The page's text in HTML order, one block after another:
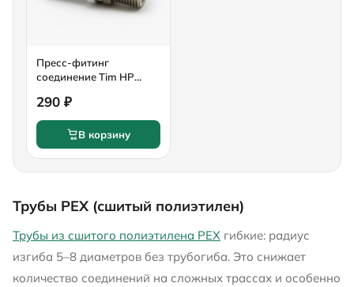
Пресс-фитинг
соединение Tim НР
S2003MN
290 ₽
В корзину
Трубы PEX (сшитый полиэтилен)
Трубы из сшитого полиэтилена PEX гибкие: радиус
изгиба 5–8 диаметров без трубогиба. Это снижает
количество соединений на сложных трассах и особенно